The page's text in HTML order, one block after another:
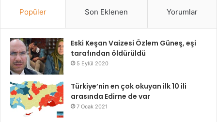
Popüler Son Eklenen Yorumlar
Eski Keşan Vaizesi Özlem Güneş, eşi
tarafından öldürüldü
5 Eylül 2020
Türkiye’nin en çok okuyan ilk 10 ili
arasında Edirne de var
7 Ocak 2021